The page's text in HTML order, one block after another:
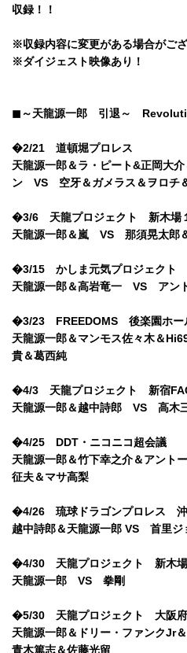
収録！！
※収録内容に変更がある場合がござ
※ダイジェスト映像あり！
◼︎～天龍源一郎 引退～
�2/21 道頓堀プロレス
天龍源一郎＆ラ・ピート&正岡大
ン VS 空牙＆ガメラス＆ヲロチ
�3/6 天龍プロジェクト 新木場
天龍源一郎＆嵐 VS 那須晃太郎
�3/15 かしま元気プロジェクト
天龍源一郎＆高岩竜一 VS アン
�3/23 FREEDOMS 後楽園ホー
天龍源一郎＆マンモス佐々木＆
貴＆葛西純
�4/3 天龍プロジェクト 新宿
天龍源一郎＆越中詩郎 VS 高木
�4/25 DDT・ニコニコ超会議
天龍源一郎＆竹下幸之介＆アン
征夫＆マサ高梨
�4/26 琉球ドラゴンプロレス
越中詩郎＆天龍源一郎 VS 首里ジ
�4/30 天龍プロジェクト 新木場
天龍源一郎 VS 拳剛
�5/30 天龍プロジェクト 大阪府
天龍源一郎＆ドリー・ファンク
青木篤志＆佐藤光留